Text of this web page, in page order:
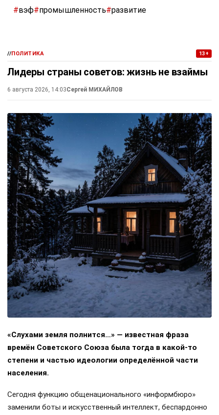
#вэф#промышленность#развитие
//ПОЛИТИКА 13+
Лидеры страны советов: жизнь не взаймы
6 августа 2026, 14:03Сергей МИХАЙЛОВ
«Слухами земля полнится…» — известная фраза
времён Советского Союза была тогда в какой-то
степени и частью идеологии определённой части
населения.
Сегодня функцию общенационального «информбюро»
заменили боты и искусственный интеллект, беспардонно